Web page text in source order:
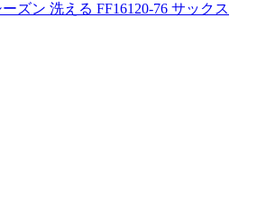
ズン 洗える FF16120-76 サックス